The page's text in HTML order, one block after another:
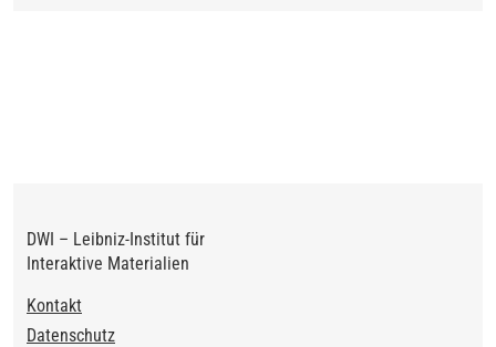
DWI – Leibniz-Institut für
Interaktive Materialien
Footer
Kontakt
Datenschutz